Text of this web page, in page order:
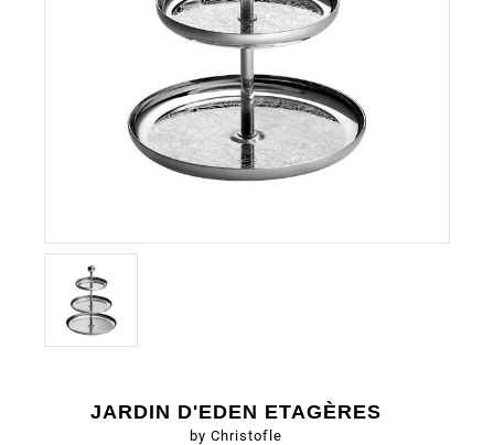
JARDIN D'EDEN ETAGÈRES
by Christofle